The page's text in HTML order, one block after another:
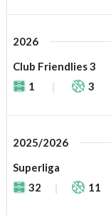
2026
Club Friendlies 3
1
3
2025/2026
Superliga
32
11